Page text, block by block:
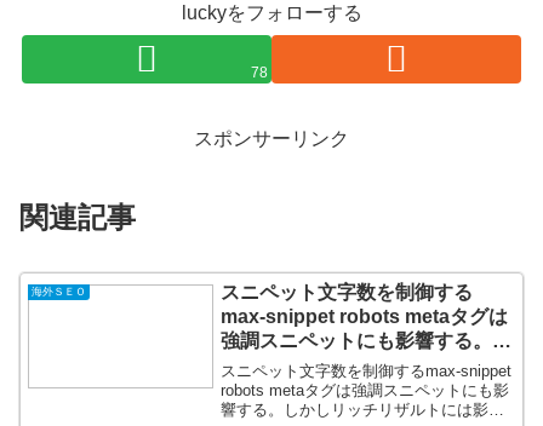
luckyをフォローする
78
スポンサーリンク
関連記事
海外ＳＥＯ
スニペット文字数を制御する
max-snippet robots metaタグは
強調スニペットにも影響する。し
かしリッチリザルトには影響しな
い
スニペット文字数を制御するmax-snippet
robots metaタグは強調スニペットにも影
響する。しかしリッチリザルトには影響